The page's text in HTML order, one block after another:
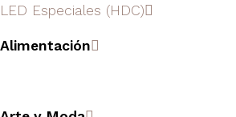
LED Especiales (HDC)
Alimentación